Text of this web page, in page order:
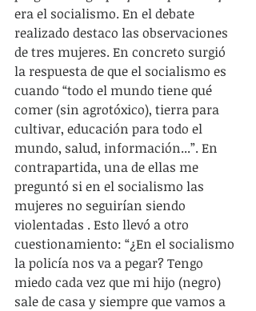
era el socialismo. En el debate
realizado destaco las observaciones
de tres mujeres. En concreto surgió
la respuesta de que el socialismo es
cuando “todo el mundo tiene qué
comer (sin agrotóxico), tierra para
cultivar, educación para todo el
mundo, salud, información...”. En
contrapartida, una de ellas me
preguntó si en el socialismo las
mujeres no seguirían siendo
violentadas . Esto llevó a otro
cuestionamiento: “¿En el socialismo
la policía nos va a pegar? Tengo
miedo cada vez que mi hijo (negro)
sale de casa y siempre que vamos a